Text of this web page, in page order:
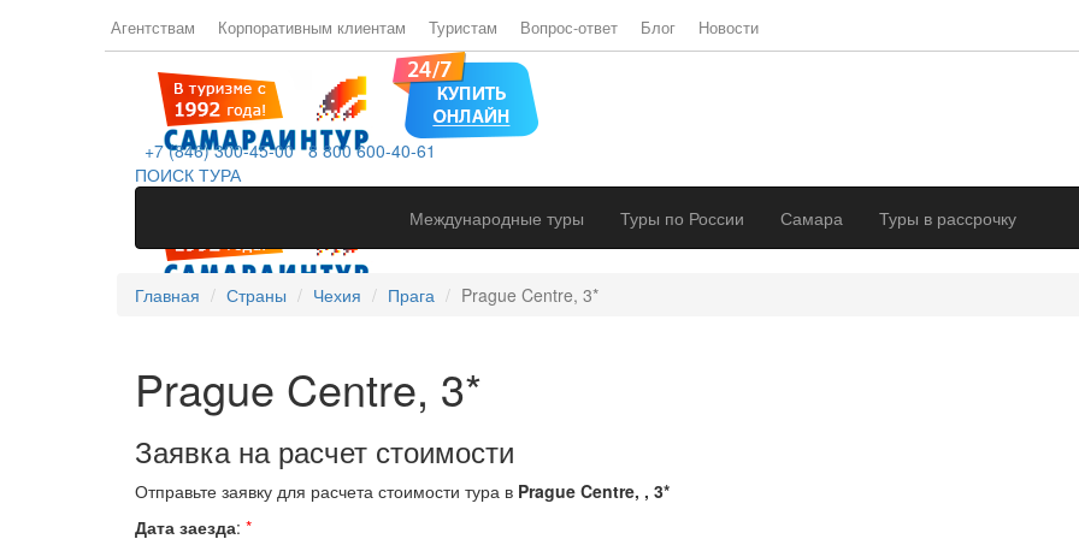
Агентствам Корпоративным клиентам Туристам Вопрос-ответ Блог Новости
+7 (846) 300-45-00 8 800 600-40-61
ПОИСК ТУРА
Международные туры
Туры по России Самара Туры в рассрочку
Главная Страны Чехия Прага Prague Centre, 3*
Prague Centre, 3*
Заявка на расчет стоимости
Отправьте заявку для расчета стоимости тура в Prague Centre, , 3*
Дата заезда: *